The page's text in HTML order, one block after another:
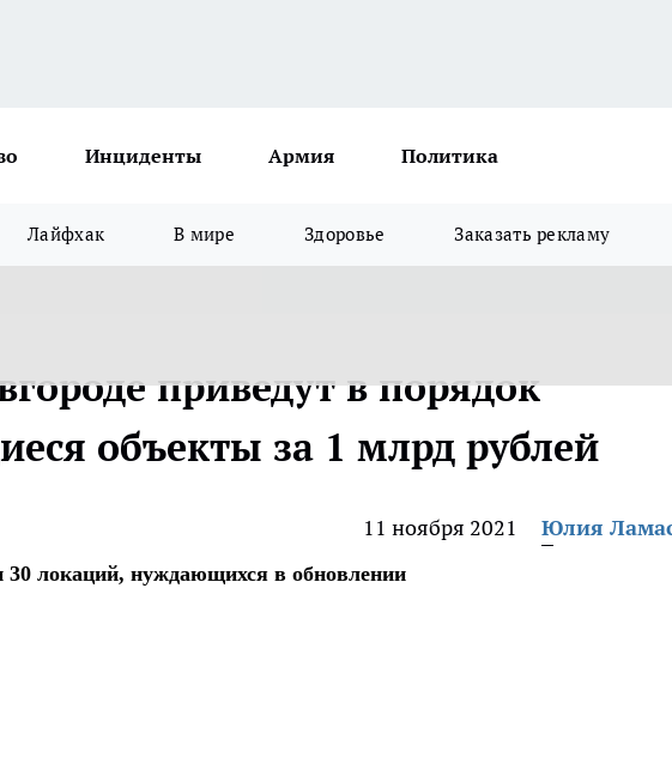
Инциденты Армия Политика
Лайфхак В мире Здоровье Заказать рекламу
приведут в порядок
объекты за 1 млрд рублей
11 ноября 2021 Юлия
локаций, нуждающихся в обновлении